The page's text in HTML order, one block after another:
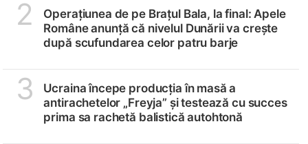
2
Operațiunea de pe Brațul Bala, la final: Apele
Române anunță că nivelul Dunării va crește
după scufundarea celor patru barje
3
Ucraina începe producția în masă a
antirachetelor „Freyja” și testează cu succes
prima sa rachetă balistică autohtonă